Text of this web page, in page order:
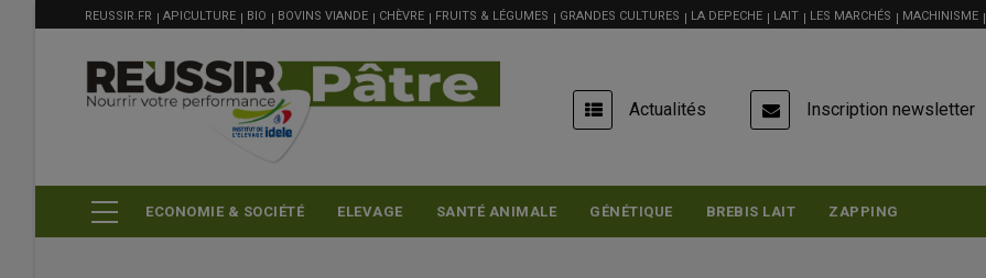
contenu
MENU
FILIÈRE
REUSSIR.FR APICULTURE BIO BOVINS VIANDE CHÈVRE FRUITS & LÉGUMES GRANDES CULTURES LA DEPECHE LAIT LES MARCHÉS MACHINISME
USER
ACCOUNT
MENU
Actualités Inscription newsletter
ECONOMIE & SOCIÉTÉ ELEVAGE SANTÉ ANIMALE GÉNÉTIQUE BREBIS LAIT ZAPPING